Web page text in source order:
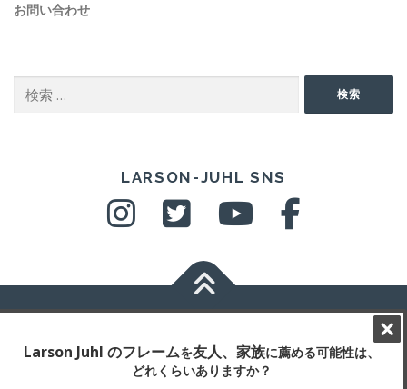
お問い合わせ
索:
検索
LARSON-JUHL SNS
OnePresstheme by FameThemes